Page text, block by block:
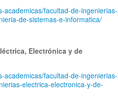
academicas/facultad-de-ingenierias-
de-sistemas-e-informatica/
Electrónica y de
academicas/facultad-de-ingenierias-
electrica-electronica-y-de-